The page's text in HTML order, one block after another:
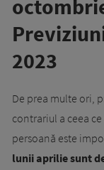
2023
De prea multe ori,
contrariul a ceea
persoană este
lunii aprilie sunt